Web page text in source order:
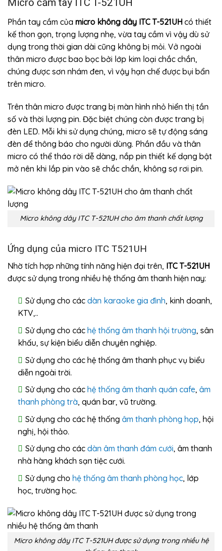
Phần tay cầm của micro không dây ITC T-521UH có thiết
kế thon gọn, trọng lượng nhẹ, vừa tay cầm vì vậy dù sử
dụng trong thời gian dài cũng không bị mỏi. Vở ngoài
thân micro được bao bọc bởi lớp kim loại chắc chắn,
chúng được sơn nhám đen, vì vậy hạn chế được bụi bẩn
trên micro.
Trên thân micro được trang bị màn hình nhỏ hiển thị tần
số và thời lượng pin. Đặc biệt chúng còn được trang bị
đèn LED. Mỗi khi sử dụng chúng, micro sẽ tự động sáng
đèn để thông báo cho người dùng. Phần đầu và thân
micro có thể tháo rời dễ dàng, nắp pin thiết kế dạng bật
mở nên khi lắp pin vào sẽ chắc chắn, không sợ rơi pin.
Micro không dây ITC T-521UH cho âm thanh chất lượng
Ứng dụng của micro ITC T521UH
Nhờ tích hợp những tính năng hiện đại trên, ITC T-521UH
được sử dụng trong nhiều hệ thống âm thanh hiện nay:
Sử dụng cho các dàn karaoke gia đình, kinh doanh,
KTV,..
Sử dụng cho các hệ thống âm thanh hội trường, sân
khấu, sự kiện biểu diễn chuyên nghiệp.
Sử dụng cho các hệ thống âm thanh phục vụ biểu
diễn ngoài trời.
Sử dụng cho các hệ thống âm thanh quán cafe, âm
thanh phòng trà, quán bar, vũ trường.
Sử dụng cho các hệ thống âm thanh phòng họp, hội
nghị, hội thảo.
Sử dụng cho các dàn âm thanh đám cưới, âm thanh
nhà hàng khách sạn tiệc cưới.
Sử dụng cho hệ thống âm thanh phòng học, lớp
học, trường học.
Micro không dây ITC T-521UH được sử dụng trong nhiều hệ